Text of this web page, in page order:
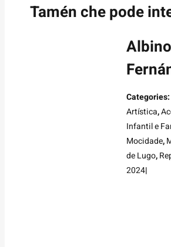
Tamén che pode
Albino
Artística,
Infantil e
Mocidade,
de Lugo,
2024|